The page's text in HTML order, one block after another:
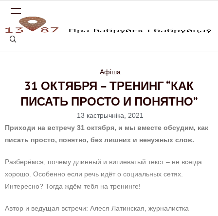
Афіша
31 ОКТЯБРЯ – ТРЕНИНГ “КАК
ПИСАТЬ ПРОСТО И ПОНЯТНО”
13 кастрычніка, 2021
Приходи на встречу 31 октября, и мы вместе обсудим, как
писать просто, понятно, без лишних и ненужных слов.
Разберёмся, почему длинный и витиеватый текст – не всегда
хорошо. Особенно если речь идёт о социальных сетях.
Интересно? Тогда ждём тебя на тренинге!
Автор и ведущая встречи: Алеся Латинская, журналистка